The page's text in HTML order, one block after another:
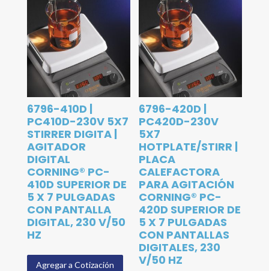
6796-410D |
PC410D-230V 5X7
STIRRER DIGITA |
AGITADOR
DIGITAL
CORNING® PC-
410D SUPERIOR DE
5 X 7 PULGADAS
CON PANTALLA
DIGITAL, 230 V/50
HZ
Agregar a Cotización
6796-420D |
PC420D-230V
5X7
HOTPLATE/STIRR |
PLACA
CALEFACTORA
PARA AGITACIÓN
CORNING® PC-
420D SUPERIOR DE
5 X 7 PULGADAS
CON PANTALLAS
DIGITALES, 230
V/50 HZ